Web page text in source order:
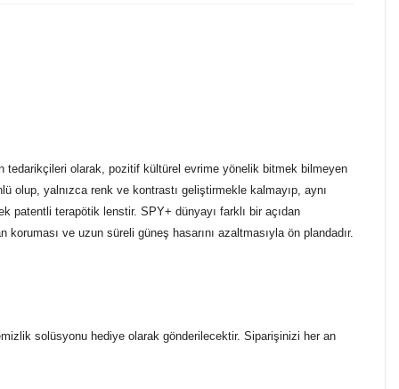
tedarikçileri olarak, pozitif kültürel evrime yönelik bitmek bilmeyen
olup, yalnızca renk ve kontrastı geliştirmekle kalmayıp, aynı
patentli terapötik lenstir. SPY+ dünyayı farklı bir açıdan
koruması ve uzun süreli güneş hasarını azaltmasıyla ön plandadır.
solüsyonu hediye olarak gönderilecektir. Siparişinizi her an